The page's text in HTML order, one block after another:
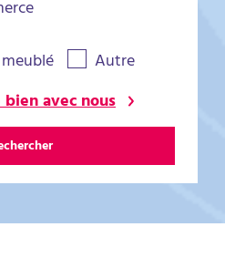
Autre
avec nous